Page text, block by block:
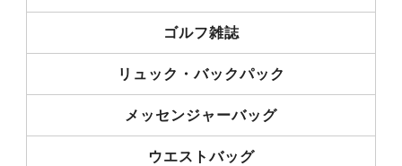
ゴルフ雑誌
リュック・バックパック
メッセンジャーバッグ
ウエストバッグ